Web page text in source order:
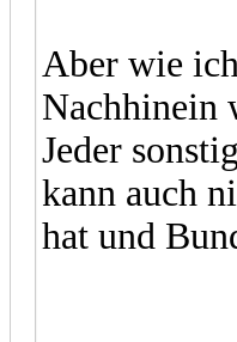
Aber wie
Nachhinein
Jeder
kann auch
hat und